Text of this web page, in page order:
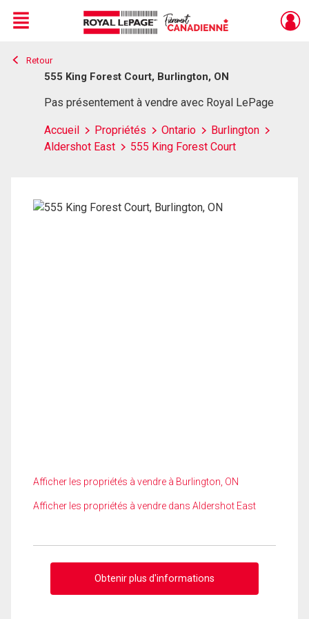
Live
En Direct
Menu
Retour
555 King Forest Court, Burlington, ON
Pas présentement à vendre avec Royal LePage
Accueil Propriétés Ontario
Burlington
Aldershot East
555 King Forest Court
Afficher les propriétés à vendre à Burlington, ON
Afficher les propriétés à vendre dans Aldershot East
Obtenir plus d'informations